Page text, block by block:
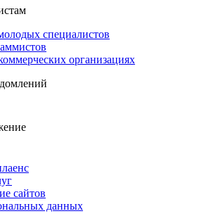
специалистов
организациях
сайтов
данных